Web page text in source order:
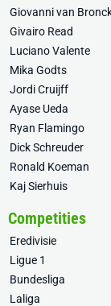
Giovanni van
Givairo Read
Luciano Valente
Mika Godts
Jordi Cruijff
Ayase Ueda
Ryan Flamingo
Dick Schreuder
Ronald Koeman
Kaj Sierhuis
Competities
Eredivisie
Ligue 1
Bundesliga
Laliga